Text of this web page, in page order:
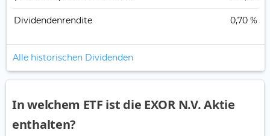
Dividendenrendite 0,70 %
Alle historischen Dividenden
In welchem ETF ist die EXOR N.V. Aktie
enthalten?